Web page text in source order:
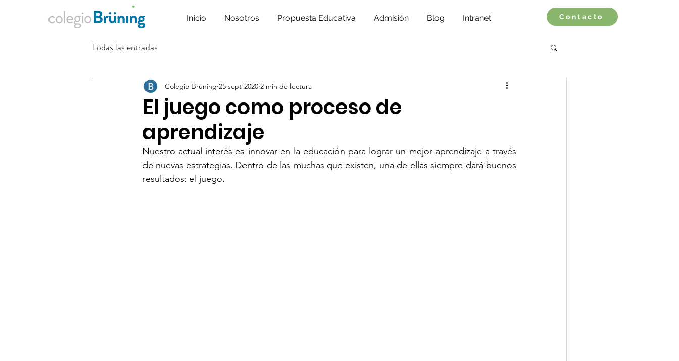
Inicio Nosotros Propuesta Educativa Admisión Blog Intranet Contacto
Todas las entradas
El juego como proceso de
aprendizaje
Colegio Brüning 25 sept 2020 2 min de lectura
Nuestro actual interés es innovar en la educación para lograr un mejor aprendizaje a través
de nuevas estrategias. Dentro de las muchas que existen, una de ellas siempre dará buenos
resultados: el juego.